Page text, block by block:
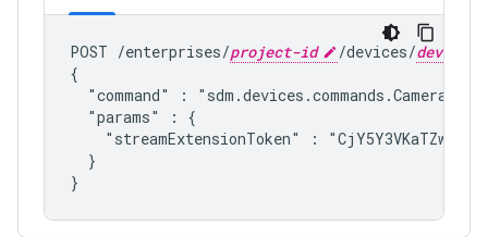
POST /enterprises/project-id /devices/device-
{
  "command" : "
  "params" : {
"streamExtensionToken" :
  }